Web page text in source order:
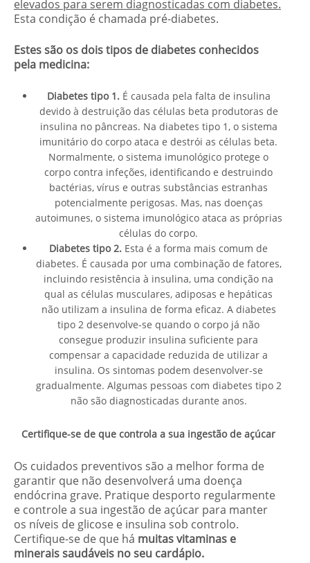
elevados para serem diagnosticadas com diabetes.
Esta condição é chamada pré-diabetes.
Estes são os dois tipos de diabetes conhecidos
pela medicina:
Diabetes tipo 1. É causada pela falta de insulina
devido à destruição das células beta produtoras de
insulina no pâncreas. Na diabetes tipo 1, o sistema
imunitário do corpo ataca e destrói as células beta.
Normalmente, o sistema imunológico protege o
corpo contra infeções, identificando e destruindo
bactérias, vírus e outras substâncias estranhas
potencialmente perigosas. Mas, nas doenças
autoimunes, o sistema imunológico ataca as próprias
células do corpo.
Diabetes tipo 2. Esta é a forma mais comum de
diabetes. É causada por uma combinação de fatores,
incluindo resistência à insulina, uma condição na
qual as células musculares, adiposas e hepáticas
não utilizam a insulina de forma eficaz. A diabetes
tipo 2 desenvolve-se quando o corpo já não
consegue produzir insulina suficiente para
compensar a capacidade reduzida de utilizar a
insulina. Os sintomas podem desenvolver-se
gradualmente. Algumas pessoas com diabetes tipo 2
não são diagnosticadas durante anos.
Certifique-se de que controla a sua ingestão de açúcar
Os cuidados preventivos são a melhor forma de
garantir que não desenvolverá uma doença
endócrina grave. Pratique desporto regularmente
e controle a sua ingestão de açúcar para manter
os níveis de glicose e insulina sob controlo.
Certifique-se de que há muitas vitaminas e
minerais saudáveis no seu cardápio.